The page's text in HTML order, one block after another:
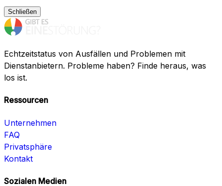
Schließen
Echtzeitstatus von Ausfällen und Problemen mit
Dienstanbietern. Probleme haben? Finde heraus, was
los ist.
Ressourcen
Unternehmen
FAQ
Privatsphäre
Kontakt
Sozialen Medien